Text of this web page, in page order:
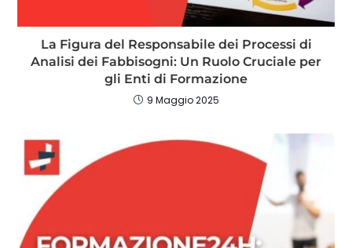
La Figura del Responsabile dei Processi di
Analisi dei Fabbisogni: Un Ruolo Cruciale per
gli Enti di Formazione
9 Maggio 2025